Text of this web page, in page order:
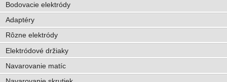
Bodovacie elektródy
Adaptéry
Rôzne elektródy
Elektródové držiaky
Navarovanie matíc